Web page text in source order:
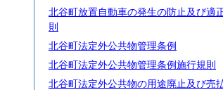
北谷町放置自動車の発生の防止及び適
則
北谷町法定外公共物管理条例
北谷町法定外公共物管理条例施行規則
北谷町法定外公共物の用途廃止及び売